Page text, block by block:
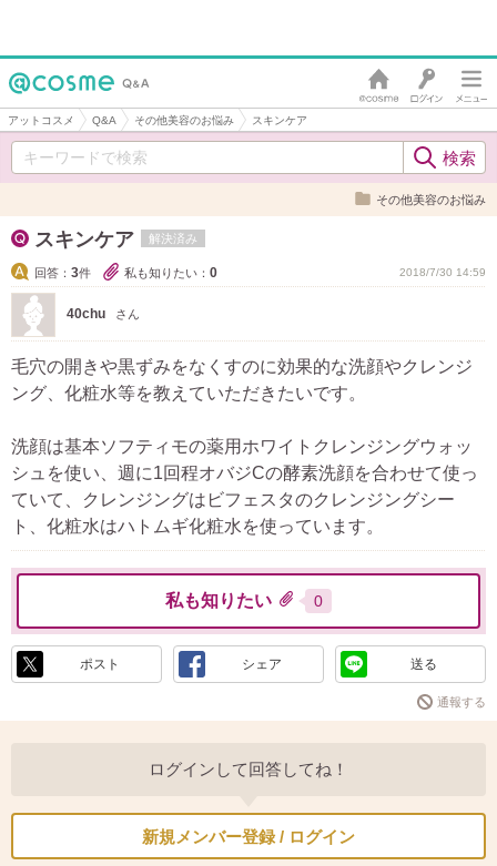
アットコスメ Q&A その他美容のお悩み スキンケア
その他美容のお悩み
スキンケア 解決済み
回答： 3件 私も知りたい： 0 2018/7/30 14:59
40chu さん
毛穴の開きや黒ずみをなくすのに効果的な洗顔やクレンジ
ング、化粧水等を教えていただきたいです。
洗顔は基本ソフティモの薬用ホワイトクレンジングウォッ
シュを使い、週に1回程オバジCの酵素洗顔を合わせて使っ
ていて、クレンジングはビフェスタのクレンジングシー
ト、化粧水はハトムギ化粧水を使っています。
私も知りたい 0
ポスト シェア 送る
通報する
ログインして回答してね！
新規メンバー登録 / ログイン